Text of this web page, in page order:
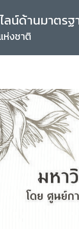
ลน์ด้านมาตร
ห่งชาติ